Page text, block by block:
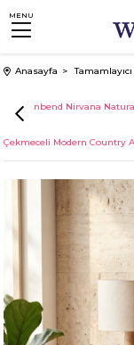
MENU
Anasayfa
Woodenbend Nirvana
Çekmeceli Modern Country